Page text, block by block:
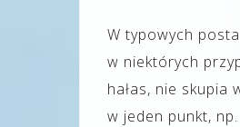
W typowych
w niektórych
hałas, nie
w jeden punkt,